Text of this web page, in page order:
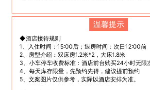
温馨提示
◆酒店接待规则
1、入住时间：15:00后；退房时间：次日12:00前
2、房型介绍：双床房1.2米*2，大床1.8米
3、小车停车收费标准：酒店前台购买24小时无限
4、每天库存限量，先预约先得，建议提前预约
5、文案图片仅供参考，实际以酒店安排为准。